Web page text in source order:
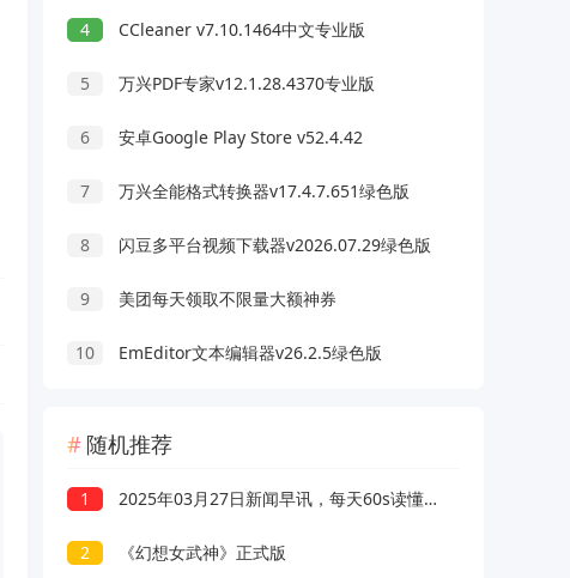
4 CCleaner v7.10.1464中文专业版
5 万兴PDF专家v12.1.28.4370专业版
6 安卓Google Play Store v52.4.42
7 万兴全能格式转换器v17.4.7.651绿色版
8 闪豆多平台视频下载器v2026.07.29绿色版
9 美团每天领取不限量大额神券
10 EmEditor文本编辑器v26.2.5绿色版
随机推荐
1 2025年03月27日新闻早讯，每天60s读懂世界
2 《幻想女武神》正式版